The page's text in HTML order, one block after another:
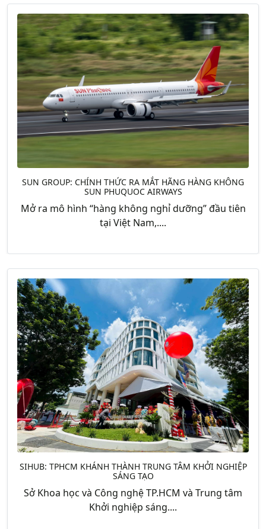
SUN GROUP: CHÍNH THỨC RA MẮT HÃNG HÀNG KHÔNG
SUN PHUQUOC AIRWAYS
Mở ra mô hình “hàng không nghỉ dưỡng” đầu tiên
tại Việt Nam,....
SIHUB: TPHCM KHÁNH THÀNH TRUNG TÂM KHỞI NGHIỆP
SÁNG TẠO
Sở Khoa học và Công nghệ TP.HCM và Trung tâm
Khởi nghiệp sáng....